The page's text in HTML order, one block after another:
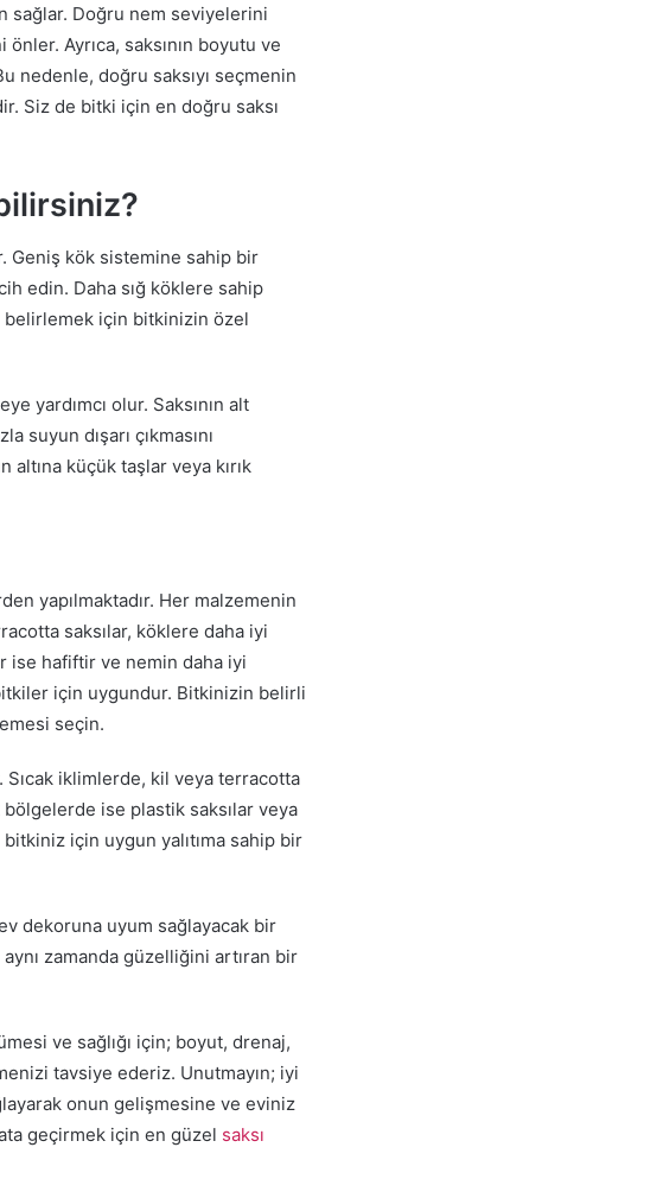
sağlar. Doğru nem seviyelerini
Ayrıca, saksının boyutu ve
nedenle, doğru saksıyı seçmenin
Siz de bitki için en doğru saksı
Geniş kök sistemine sahip bir
edin. Daha sığ köklere sahip
belirlemek için bitkinizin özel
yardımcı olur. Saksının alt
suyun dışarı çıkmasını
altına küçük taşlar veya kırık
yapılmaktadır. Her malzemenin
saksılar, köklere daha iyi
ise hafiftir ve nemin daha iyi
için uygundur. Bitkinizin belirli
seçin.
Sıcak iklimlerde, kil veya terracotta
bölgelerde ise plastik saksılar veya
için uygun yalıtıma sahip bir
dekoruna uyum sağlayacak bir
zamanda güzelliğini artıran bir
ve sağlığı için; boyut, drenaj,
tavsiye ederiz. Unutmayın; iyi
onun gelişmesine ve eviniz
geçirmek için en güzel saksı